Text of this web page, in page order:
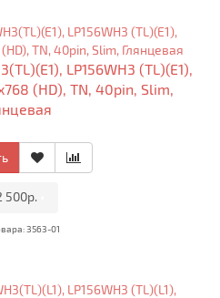
LP156WH3 (TL)(E1),
(HD), TN, 40pin, Slim,
500р.
3563-01